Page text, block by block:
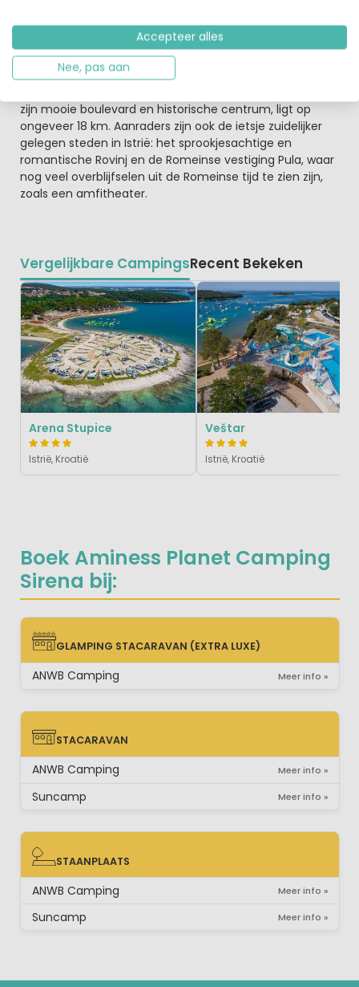
Boek Aminess Planet Camping
Sirena bij:
GLAMPING STACARAVAN (EXTRA LUXE)
GLAMPING STACARAVAN (EXTRA LUXE)
ANWB Camping Meer info »
STACARAVAN
STACARAVAN
ANWB Camping Meer info »
Suncamp Meer info »
STAANPLAATS
STAANPLAATS
ANWB Camping Meer info »
Suncamp Meer info »
Camping Sirena ligt direct aan zee en in een bosrijke
Het centrum van Novigrad met zijn gezellige restaurants
en bars ligt op ongeveer tien minuten wandelafstand.
zijn mooie boulevard en historische centrum, ligt op
ongeveer 18 km. Aanraders zijn ook de ietsje zuidelijker
gelegen steden in Istrië: het sprookjesachtige en
romantische Rovinj en de Romeinse vestiging Pula, waar
nog veel overblijfselen uit de Romeinse tijd te zien zijn,
zoals een amfitheater.
Vergelijkbare CampingsRecent Bekeken
Arena Stupice
Istrië, Kroatië
Veštar
Istrië, Kroatië
Accepteer alles
Nee, pas aan